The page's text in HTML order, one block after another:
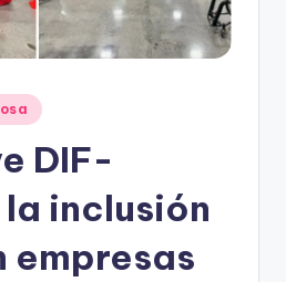
DIF-
la inclusión
empresas